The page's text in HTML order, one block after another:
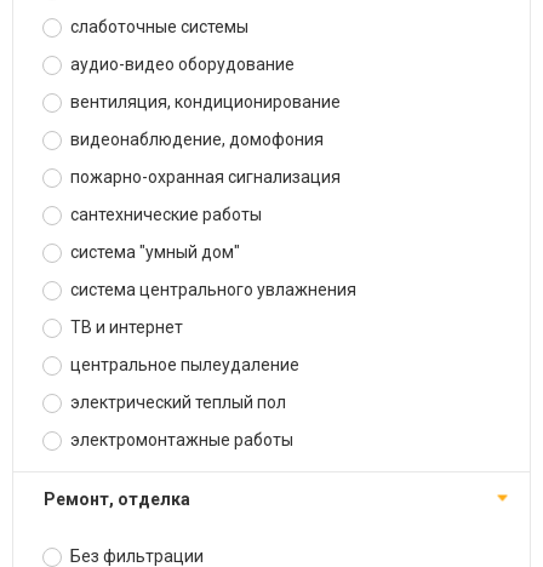
слаботочные системы
аудио-видео оборудование
вентиляция, кондиционирование
видеонаблюдение, домофония
пожарно-охранная сигнализация
сантехнические работы
система "умный дом"
система центрального увлажнения
ТВ и интернет
центральное пылеудаление
электрический теплый пол
электромонтажные работы
ремонт, отделка
Без фильтрации